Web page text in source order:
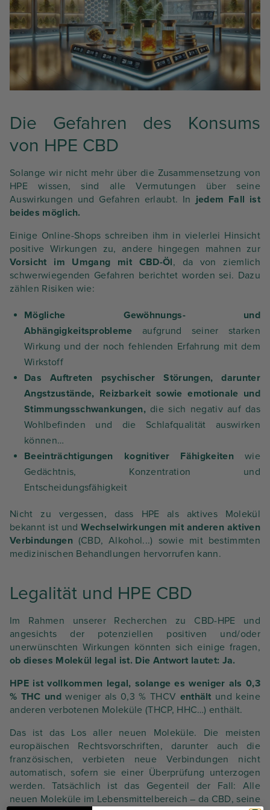
Die Gefahren des Konsums
von HPE CBD
Solange wir nicht mehr über die Zusammensetzung von
HPE wissen, sind alle Vermutungen über seine
Auswirkungen und Gefahren erlaubt. In jedem Fall ist
beides möglich.
Einige Online-Shops schreiben ihm in vielerlei Hinsicht
positive Wirkungen zu, andere hingegen mahnen zur
Vorsicht im Umgang mit CBD-Öl, da von ziemlich
schwerwiegenden Gefahren berichtet worden sei. Dazu
zählen Risiken wie:
Mögliche Gewöhnungs- und
Abhängigkeitsprobleme aufgrund seiner starken
Wirkung und der noch fehlenden Erfahrung mit dem
Wirkstoff
Das Auftreten psychischer Störungen, darunter
Angstzustände, Reizbarkeit sowie emotionale und
Stimmungsschwankungen, die sich negativ auf das
Wohlbefinden und die Schlafqualität auswirken
können…
Beeinträchtigungen kognitiver Fähigkeitenwie
Gedächtnis, Konzentration und
Entscheidungsfähigkeit
Nicht zu vergessen, dass HPE als aktives Molekül
bekannt ist undWechselwirkungen mit anderen aktiven
Verbindungen(CBD, Alkohol...) sowie mit bestimmten
medizinischen Behandlungen hervorrufen kann.
Legalität und HPE CBD
Im Rahmen unserer Recherchen zu CBD-HPE und
angesichts der potenziellen positiven und/oder
unerwünschten Wirkungen könnten sich einige fragen,
ob dieses Molekül legal ist. Die Antwort lautet: Ja.
HPE ist vollkommen legal, solange es weniger als 0,3
% THC undweniger als 0,3 % THCV enthält und keine
anderen verbotenen Moleküle (THCP, HHC…) enthält.
Das ist das Los aller neuen Moleküle. Die meisten
europäischen Rechtsvorschriften, darunter auch die
französischen, verbieten neue Verbindungen nicht
automatisch, sofern sie einer Überprüfung unterzogen
werden. Tatsächlich ist das Gegenteil der Fall: Alle
neuen Moleküle im Lebensmittelbereich – da CBD, seine